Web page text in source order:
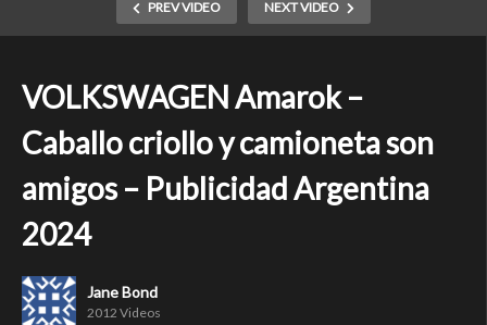
PREV VIDEO NEXT VIDEO
VOLKSWAGEN Amarok –
Caballo criollo y camioneta son
amigos – Publicidad Argentina
2024
Jane Bond
2012 Videos